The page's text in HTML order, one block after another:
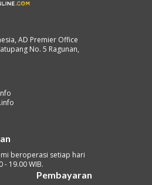
AD Premier Office
No. 5 Ragunan,
beroperasi setiap hari
- 19.00 WIB.
Pembayaran